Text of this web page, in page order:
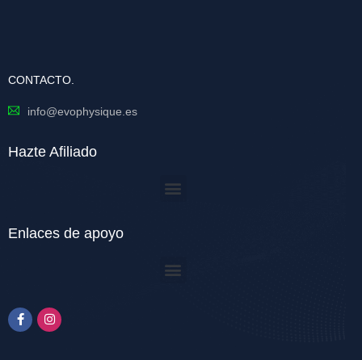
CONTACTO.
info@evophysique.es
Hazte Afiliado
Enlaces de apoyo